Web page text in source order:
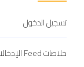
تسجيل الدخول
خلاصات Feed الإدخالات